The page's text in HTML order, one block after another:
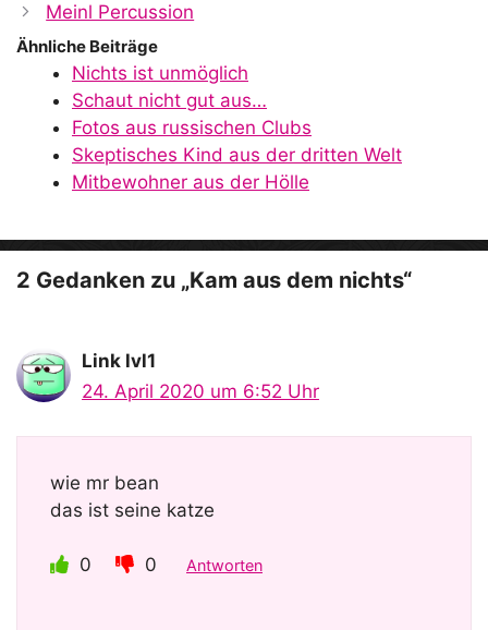
i
d
e
o
Meinl Percussion
Ähnliche Beiträge
Nichts ist unmöglich
Schaut nicht gut aus…
Fotos aus russischen Clubs
Skeptisches Kind aus der dritten Welt
Mitbewohner aus der Hölle
2 Gedanken zu „Kam aus dem nichts“
Link lvl1
24. April 2020 um 6:52 Uhr
wie mr bean
das ist seine katze
0 0 Antworten